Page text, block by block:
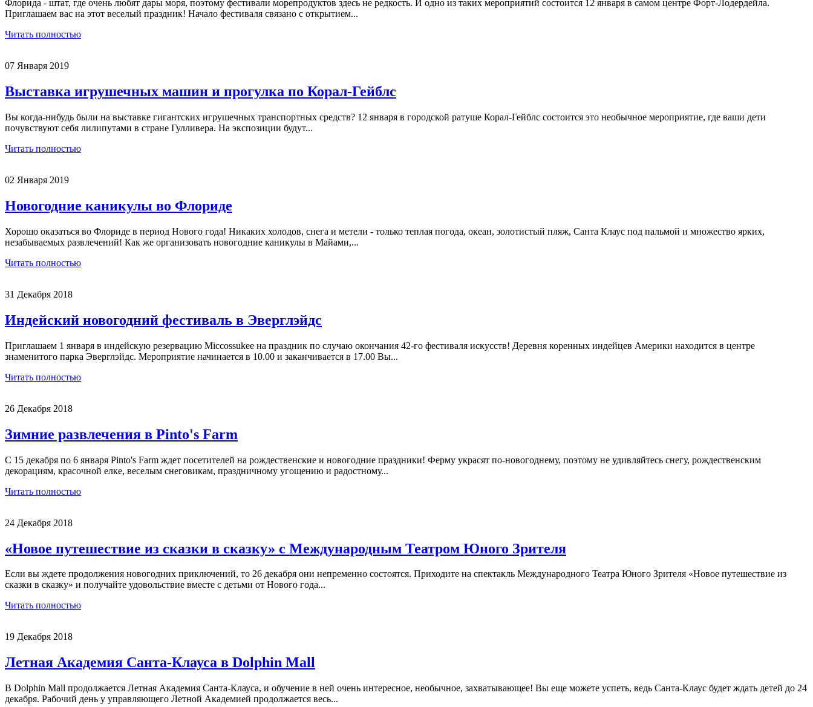
Флорида - штат, где очень любят дары моря, поэтому фестивали морепродуктов здесь не редкость. И одно из таких мероприятий состоится 12 января в самом центре Форт-Лодердейла.
Приглашаем вас на этот веселый праздник! Начало фестиваля связано с открытием...
Читать полностью
07 Января 2019
Выставка игрушечных машин и прогулка по Корал-Гейблс
Вы когда-нибудь были на выставке гигантских игрушечных транспортных средств? 12 января в городской ратуше Корал-Гейблс состоится это необычное мероприятие, где ваши дети
почувствуют себя лилипутами в стране Гулливера. На экспозиции будут...
Читать полностью
02 Января 2019
Новогодние каникулы во Флориде
Хорошо оказаться во Флориде в период Нового года! Никаких холодов, снега и метели - только теплая погода, океан, золотистый пляж, Санта Клаус под пальмой и множество ярких,
незабываемых развлечений! Как же организовать новогодние каникулы в Майами,...
Читать полностью
31 Декабря 2018
Индейский новогодний фестиваль в Эверглэйдс
Приглашаем 1 января в индейскую резервацию Miccossukee на праздник по случаю окончания 42-го фестиваля искусств! Деревня коренных индейцев Америки находится в центре
знаменитого парка Эверглэйдс. Мероприятие начинается в 10.00 и заканчивается в 17.00 Вы...
Читать полностью
26 Декабря 2018
Зимние развлечения в Pinto's Farm
С 15 декабря по 6 января Pinto's Farm ждет посетителей на рождественские и новогодние праздники! Ферму украсят по-новогоднему, поэтому не удивляйтесь снегу, рождественским
декорациям, красочной елке, веселым снеговикам, праздничному угощению и радостному...
Читать полностью
24 Декабря 2018
«Новое путешествие из сказки в сказку» с Международным Театром Юного Зрителя
Если вы ждете продолжения новогодних приключений, то 26 декабря они непременно состоятся. Приходите на спектакль Международного Театра Юного Зрителя «Новое путешествие из
сказки в сказку» и получайте удовольствие вместе с детьми от Нового года...
Читать полностью
19 Декабря 2018
Летная Академия Санта-Клауса в Dolphin Mall
В Dolphin Mall продолжается Летная Академия Санта-Клауса, и обучение в ней очень интересное, необычное, захватывающее! Вы еще можете успеть, ведь Санта-Клаус будет ждать детей до 24
декабря. Рабочий день у управляющего Летной Академией продолжается весь...